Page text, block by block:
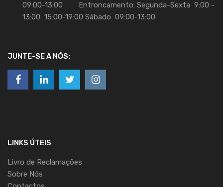
09:00-13:00 Entroncamento: Segunda-Sexta 9:00 -
13:00 15:00-19:00 Sábado 09:00-13:00
JUNTE-SE A NÓS:
LINKS ÚTEIS
Livro de Reclamações
Sobre Nós